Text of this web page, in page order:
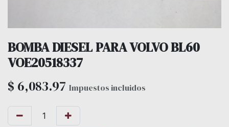
BOMBA DIESEL PARA VOLVO BL60
VOE20518337
$ 6,083.97 Impuestos incluidos